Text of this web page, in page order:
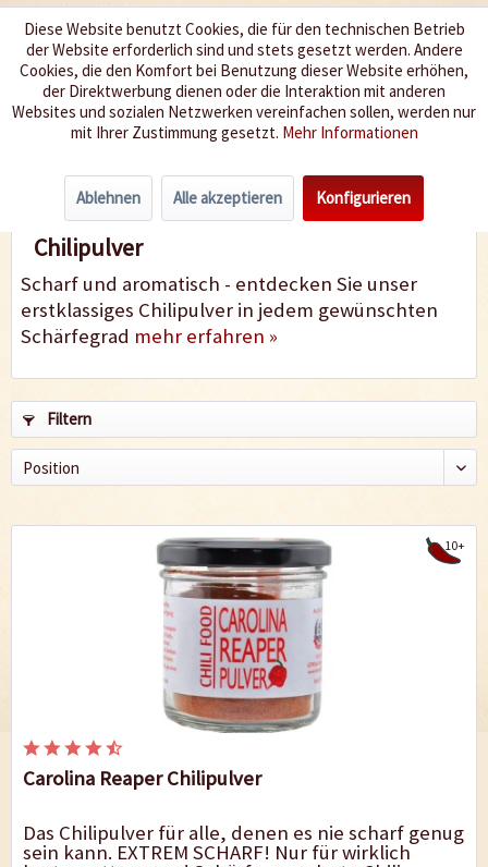
Wir würzen Ihr Leben
Menü
Chilipulver
Chilipulver
Scharf und aromatisch - entdecken Sie unser
erstklassiges Chilipulver in jedem gewünschten
Schärfegrad mehr erfahren »
Filtern
10+
Carolina Reaper Chilipulver
Das Chilipulver für alle, denen es nie scharf genug
sein kann. EXTREM SCHARF! Nur für wirklich
Diese Website benutzt Cookies, die für den technischen Betrieb
der Website erforderlich sind und stets gesetzt werden. Andere
Cookies, die den Komfort bei Benutzung dieser Website erhöhen,
der Direktwerbung dienen oder die Interaktion mit anderen
Websites und sozialen Netzwerken vereinfachen sollen, werden nur
mit Ihrer Zustimmung gesetzt. Mehr Informationen
Ablehnen Alle akzeptieren Konfigurieren